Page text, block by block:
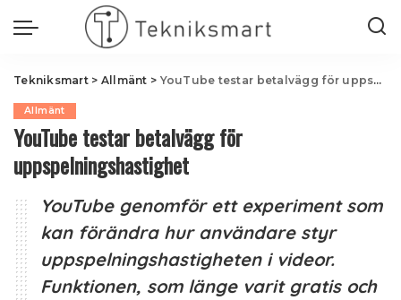
Tekniksmart> Allmänt > YouTube testar betalvägg för uppspelningshastighet
Allmänt
YouTube testar betalvägg för
uppspelningshastighet
YouTube genomför ett experiment som
kan förändra hur användare styr
uppspelningshastigheten i videor.
Funktionen, som länge varit gratis och